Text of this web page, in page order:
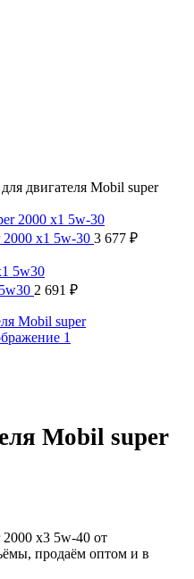
двигателя Mobil super
2000 x1 5w-30 3 677 ₽
2 691 ₽
Mobil super
x3 5w-40 от
продаём оптом и в